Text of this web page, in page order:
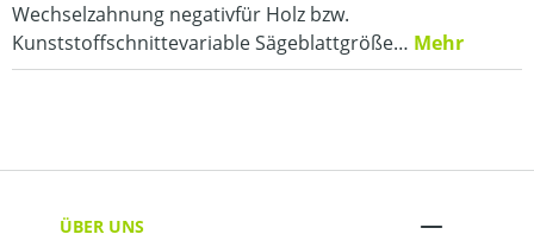
Wechselzahnung negativfür Holz bzw.
Kunststoffschnittevariable Sägeblattgröße… Mehr
ÜBER UNS